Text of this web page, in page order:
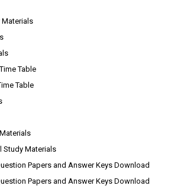
Materials
Table
Table
Study Materials
Papers and Answer Keys Download
Papers and Answer Keys Download